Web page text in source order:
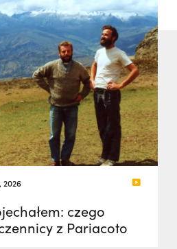
2026
czego
z Pariacoto